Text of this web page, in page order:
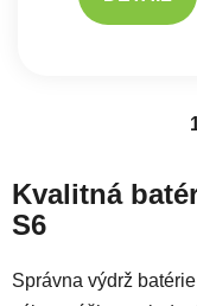
Kvalitná
S6
Správna výdrž